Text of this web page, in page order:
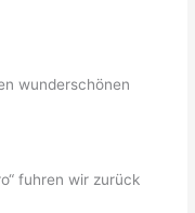
wunderschönen
fuhren wir zurück